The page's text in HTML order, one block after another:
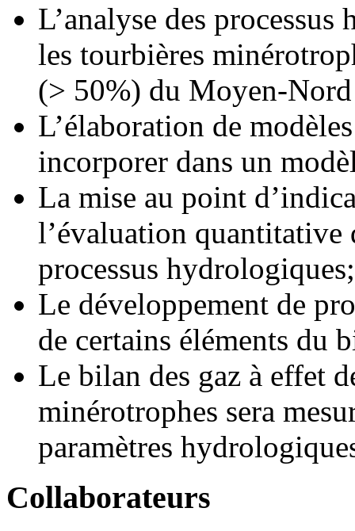
L’analyse des
les tourbières
(> 50%) du Moyen-
L’élaboration de
incorporer dans un
La mise au point
l’évaluation quantitative
processus hydrologiques;
Le développement de
de certains éléments du
Le bilan des gaz à effet
minérotrophes sera
paramètres
Collaborateurs